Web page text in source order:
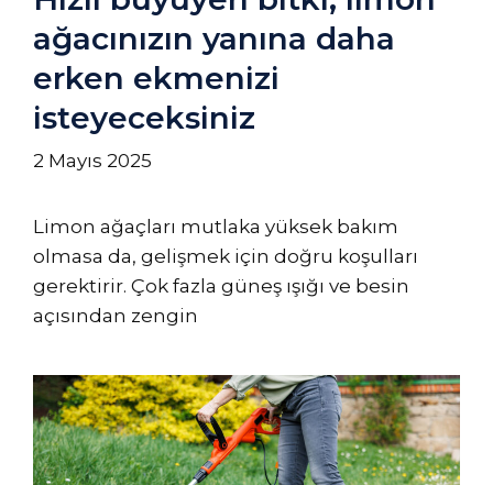
ağacınızın yanına daha
erken ekmenizi
isteyeceksiniz
2 Mayıs 2025
Limon ağaçları mutlaka yüksek bakım
olmasa da, gelişmek için doğru koşulları
gerektirir. Çok fazla güneş ışığı ve besin
açısından zengin